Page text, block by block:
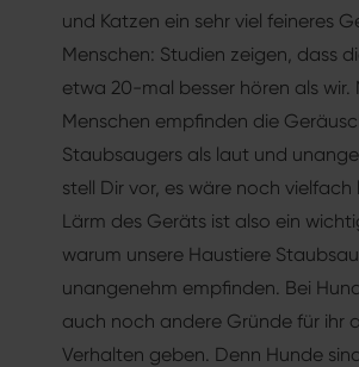
und Katzen ein sehr viel feineres
Menschen: Studien zeigen, dass
etwa 20-mal besser hören als wir.
Menschen empfinden die
Staubsaugers als laut und
stell Dir vor, es wäre noch vielfach
Lärm des Geräts ist also ein
warum unsere Haustiere
unangenehm empfinden. Bei
auch noch andere Gründe für ihr
Verhalten geben. Denn Hunde